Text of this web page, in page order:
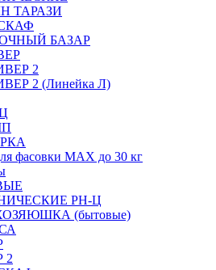
ТАРАЗИ
БАЗАР
2
2 (Линейка Л)
фасовки MAX до 30 кг
РН-Ц
(бытовые)
2